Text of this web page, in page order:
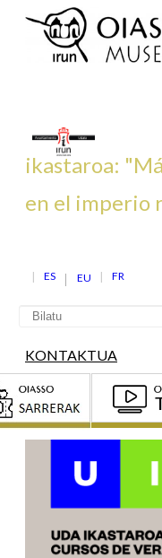
ES EU FR
KONTAKTUA
ikastaroa:
en el imperio